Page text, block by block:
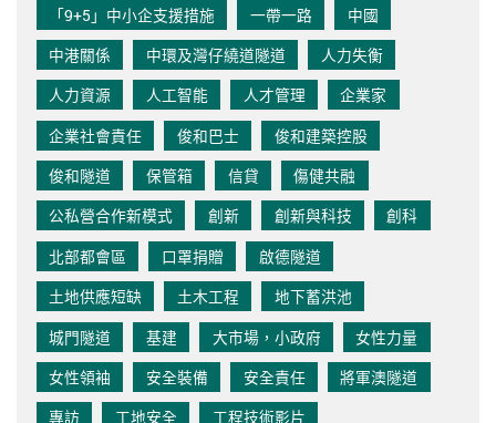
「9+5」中小企支援措施
一帶一路
中國
中港關係
中環及灣仔繞道隧道
人力失衡
人力資源
人工智能 人才管理
企業家
企業社會責任
俊和巴士
俊和建築控股
俊和隧道
保管箱 信貸
傷健共融
公私營合作新模式
創新 創新與科技
創科
北部都會區
口罩捐贈
啟德隧道
土地供應短缺
土木工程
地下蓄洪池
城門隧道
基建 大市場，小政府
女性力量
女性領袖
安全裝備 安全責任
將軍澳隧道
專訪
工地安全
工程技術影片